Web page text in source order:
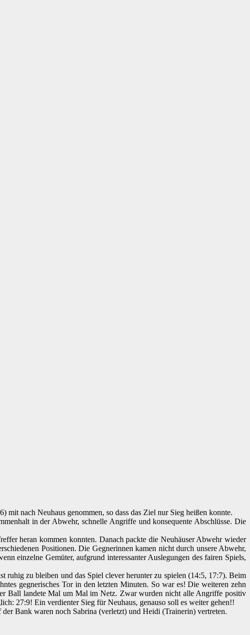
nach Neuhaus genommen, so dass das Ziel nur Sieg heißen konnte.
in der Abwehr, schnelle Angriffe und konsequente Abschlüsse. Die
heran kommen konnten. Danach packte die Neuhäuser Abwehr wieder
Positionen. Die Gegnerinnen kamen nicht durch unsere Abwehr,
einzelne Gemüter, aufgrund interessanter Auslegungen des fairen Spiels,
ruhig zu bleiben und das Spiel clever herunter zu spielen (14:5, 17:7). Beim
gegnerisches Tor in den letzten Minuten. So war es! Die weiteren zehn
Ball landete Mal um Mal im Netz. Zwar wurden nicht alle Angriffe positiv
27:9! Ein verdienter Sieg für Neuhaus, genauso soll es weiter gehen!!
Bank waren noch Sabrina (verletzt) und Heidi (Trainerin) vertreten.